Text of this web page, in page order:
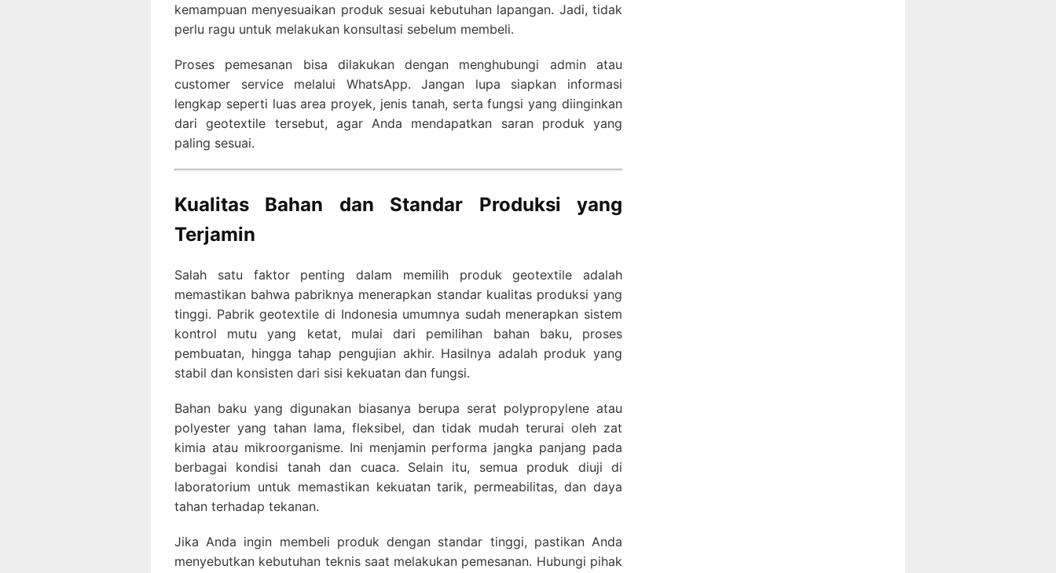
kemampuan menyesuaikan produk sesuai kebutuhan lapangan. Jadi, tidak
perlu ragu untuk melakukan konsultasi sebelum membeli.
Proses pemesanan bisa dilakukan dengan menghubungi admin atau
customer service melalui WhatsApp. Jangan lupa siapkan informasi
lengkap seperti luas area proyek, jenis tanah, serta fungsi yang diinginkan
dari geotextile tersebut, agar Anda mendapatkan saran produk yang
paling sesuai.
Kualitas Bahan dan Standar Produksi yang
Terjamin
Salah satu faktor penting dalam memilih produk geotextile adalah
memastikan bahwa pabriknya menerapkan standar kualitas produksi yang
tinggi. Pabrik geotextile di Indonesia umumnya sudah menerapkan sistem
kontrol mutu yang ketat, mulai dari pemilihan bahan baku, proses
pembuatan, hingga tahap pengujian akhir. Hasilnya adalah produk yang
stabil dan konsisten dari sisi kekuatan dan fungsi.
Bahan baku yang digunakan biasanya berupa serat polypropylene atau
polyester yang tahan lama, fleksibel, dan tidak mudah terurai oleh zat
kimia atau mikroorganisme. Ini menjamin performa jangka panjang pada
berbagai kondisi tanah dan cuaca. Selain itu, semua produk diuji di
laboratorium untuk memastikan kekuatan tarik, permeabilitas, dan daya
tahan terhadap tekanan.
Jika Anda ingin membeli produk dengan standar tinggi, pastikan Anda
menyebutkan kebutuhan teknis saat melakukan pemesanan. Hubungi pihak